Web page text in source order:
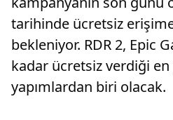
tarihinde ücretsiz erişime
bekleniyor. RDR 2, Epic
kadar ücretsiz verdiği
yapımlardan biri olacak.